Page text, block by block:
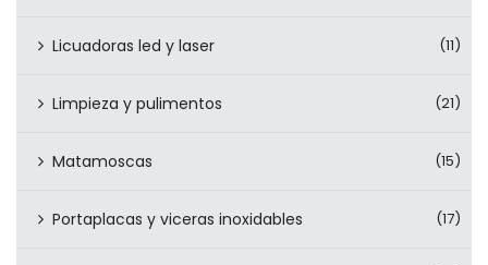
Licuadoras led y laser (11)
Limpieza y pulimentos (21)
Matamoscas (15)
Portaplacas y viceras inoxidables (17)